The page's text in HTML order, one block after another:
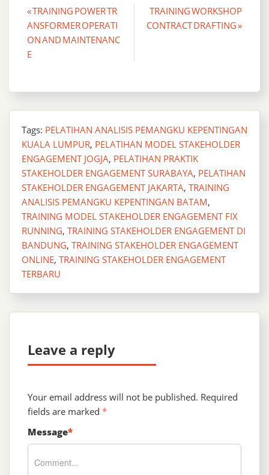
Post
navigation
« TRAINING POWER TR
ANSFORMER OPERATI
ON AND MAINTENANC
E
TRAINING WORKSHOP
CONTRACT DRAFTING »
Tags: PELATIHAN ANALISIS PEMANGKU KEPENTINGAN
KUALA LUMPUR, PELATIHAN MODEL STAKEHOLDER
ENGAGEMENT JOGJA, PELATIHAN PRAKTIK
STAKEHOLDER ENGAGEMENT SURABAYA, PELATIHAN
STAKEHOLDER ENGAGEMENT JAKARTA, TRAINING
ANALISIS PEMANGKU KEPENTINGAN BATAM,
TRAINING MODEL STAKEHOLDER ENGAGEMENT FIX
RUNNING, TRAINING STAKEHOLDER ENGAGEMENT DI
BANDUNG, TRAINING STAKEHOLDER ENGAGEMENT
ONLINE, TRAINING STAKEHOLDER ENGAGEMENT
TERBARU
Leave a reply
Your email address will not be published. Required
fields are marked *
Message*